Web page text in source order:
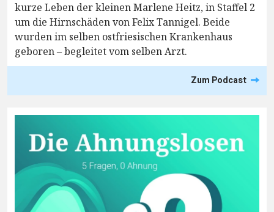
kurze Leben der kleinen Marlene Heitz, in Staffel 2
um die Hirnschäden von Felix Tannigel. Beide
wurden im selben ostfriesischen Krankenhaus
geboren – begleitet vom selben Arzt.
Zum Podcast